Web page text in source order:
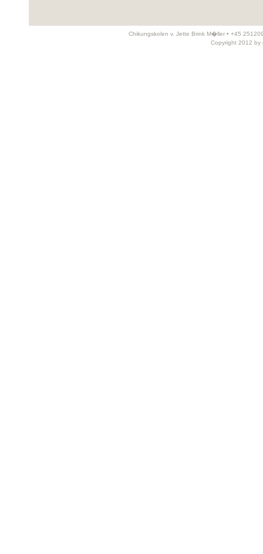
Chikungskolen v. Jette Brink M�ller • +45
Copyright 2012 by